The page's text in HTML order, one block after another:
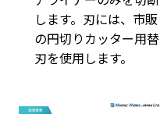
します。刃には、市販
の円切りカッター用替
刃を使用します。